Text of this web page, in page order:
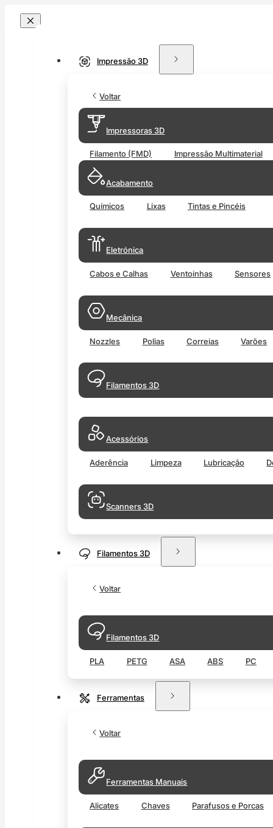
Impressão 3D
Voltar
Impressoras 3D
Filamento (FMD) Impressão Multimaterial
Acabamento
Químicos Lixas Tintas e Pincéis
Eletrónica
Cabos e Calhas Ventoinhas Sensores
Mecânica
Nozzles Polias Correias Varões
Filamentos 3D
Acessórios
Aderência Limpeza Lubricação
Scanners 3D
Filamentos 3D
Voltar
Filamentos 3D
PLA PETG ASA ABS PC
Ferramentas
Voltar
Ferramentas Manuais
Alicates Chaves Parafusos e Porcas